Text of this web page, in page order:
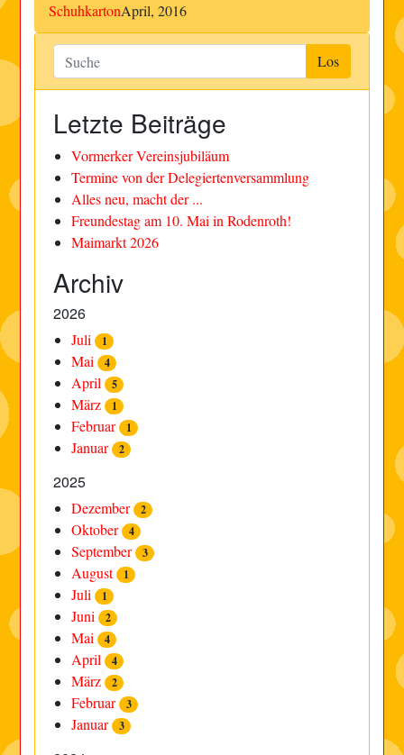
SchuhkartonApril, 2016
Letzte Beiträge
Vormerker Vereinsjubiläum
Termine von der Delegiertenversammlung
Alles neu, macht der ...
Freundestag am 10. Mai in Rodenroth!
Maimarkt 2026
Archiv
2026
Juli 1
Mai 4
April 5
März 1
Februar 1
Januar 2
2025
Dezember 2
Oktober 4
September 3
August 1
Juli 1
Juni 2
Mai 4
April 4
März 2
Februar 3
Januar 3